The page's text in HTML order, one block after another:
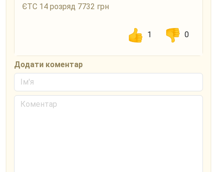
ЄТС 14 розряд 7732 грн
1 0
Додати коментар